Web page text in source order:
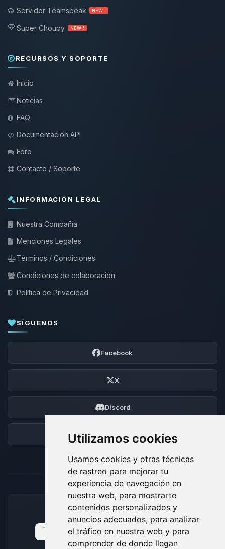
Utilizamos cookies
Usamos cookies y otras técnicas
de rastreo para mejorar tu
experiencia de navegación en
nuestra web, para mostrarte
contenidos personalizados y
anuncios adecuados, para analizar
el tráfico en nuestra web y para
comprender de donde llegan
Servidor Teamspeak
NEW !
Super Choupy NEW !
RECURSOS Y SOPORTE
Inicio
Noticias
FAQ
Documentación API
Foro
Contacto / Soporte
INFORMACIÓN LEGAL
Nuestra Compañía
Menciones Legales
Términos / Condiciones
Condiciones de colaboración
Política de Privacidad
SÍGUENOS
Facebook
X
Discord
Foro
MÉTODOS DE PAGO ACEPTADOS